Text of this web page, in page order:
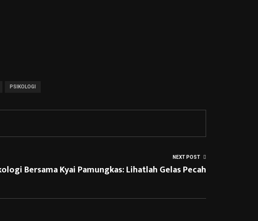
PSIKOLOGI
NEXT POST
Bersama Kyai Pamungkas: Lihatlah Gelas Pecah